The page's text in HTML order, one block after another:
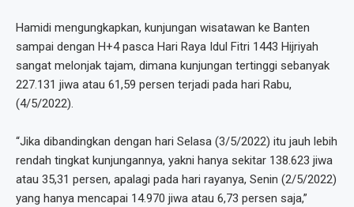
Hamidi mengungkapkan, kunjungan wisatawan ke Banten
sampai dengan H+4 pasca Hari Raya Idul Fitri 1443 Hijriyah
sangat melonjak tajam, dimana kunjungan tertinggi sebanyak
227.131 jiwa atau 61,59 persen terjadi pada hari Rabu,
(4/5/2022).
“Jika dibandingkan dengan hari Selasa (3/5/2022) itu jauh lebih
rendah tingkat kunjungannya, yakni hanya sekitar 138.623 jiwa
atau 35,31 persen, apalagi pada hari rayanya, Senin (2/5/2022)
yang hanya mencapai 14.970 jiwa atau 6,73 persen saja,”